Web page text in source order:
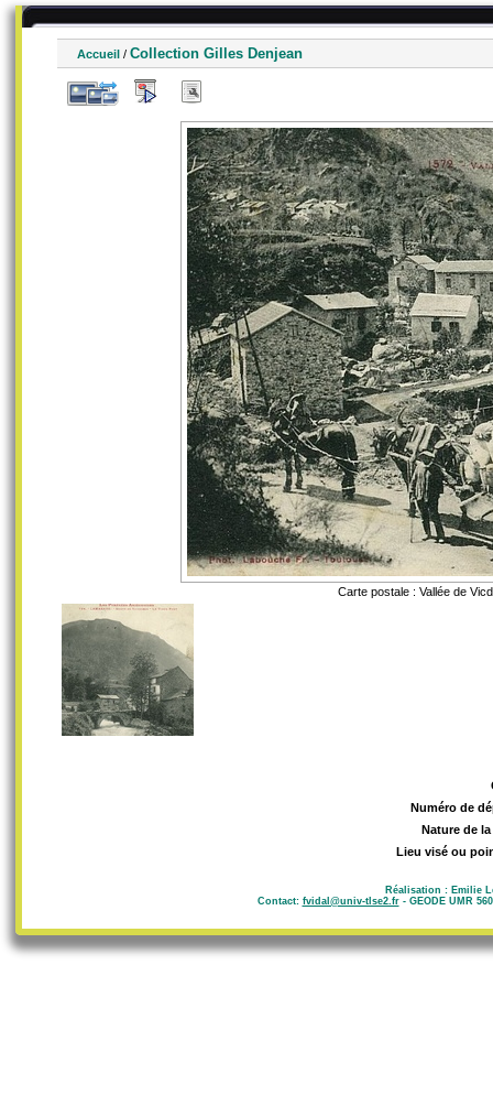
Accueil / Collection Gilles Denjean
Carte postale : Vallée de
Numéro de
Nature de
Lieu visé ou
Réalisation : Emilie
Contact: fvidal@univ-tlse2.fr- GEODE UMR